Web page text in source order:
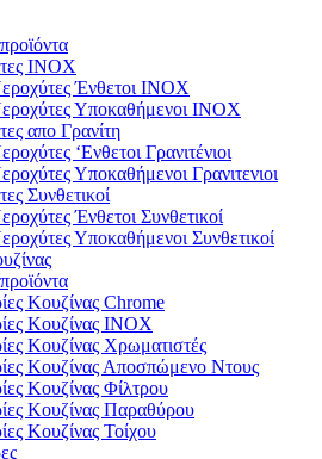
ΙΝΟΧ
Ένθετοι INOX
Υποκαθήμενοι INOX
απο Γρανίτη
‘Ενθετοι Γρανιτένιοι
Υποκαθήμενοι Γρανιτενιοι
Συνθετικοί
Ένθετοι Συνθετικοί
Υποκαθήμενοι Συνθετικοί
Κουζίνας Chrome
Κουζίνας INOX
Κουζίνας Χρωματιστές
Κουζίνας Αποσπώμενο Ντους
Κουζίνας Φίλτρου
Κουζίνας Παραθύρου
Κουζίνας Τοίχου